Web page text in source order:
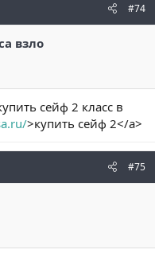
#74
взло
сейф 2 класс в
>купить сейф 2</a>
#75